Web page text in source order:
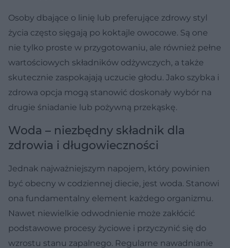
Osoby dbające o linię lub preferujące zdrowy styl
życia często sięgają po koktajle owocowe. Są one
nie tylko proste w przygotowaniu, ale również pełne
wartościowych składników odżywczych, a także
skutecznie zaspokajają uczucie głodu. Jako szybka i
zdrowa opcja mogą stanowić doskonały wybór na
drugie śniadanie lub pożywną przekąskę.
Woda – niezbędny składnik dla
zdrowia i długowieczności
Jednak najważniejszym napojem, który powinien
być obecny w codziennej diecie, jest woda. Stanowi
ona fundamentalny element każdego organizmu.
Nawet niewielkie odwodnienie może zakłócić
podstawowe procesy życiowe i przyczynić się do
wzrostu stanu zapalnego. Regularne nawadnianie